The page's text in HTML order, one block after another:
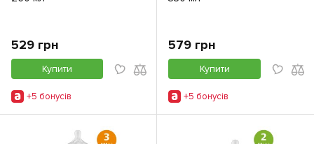
529 грн
Купити
+5 бонусiв
579 грн
Купити
+5 бонусiв